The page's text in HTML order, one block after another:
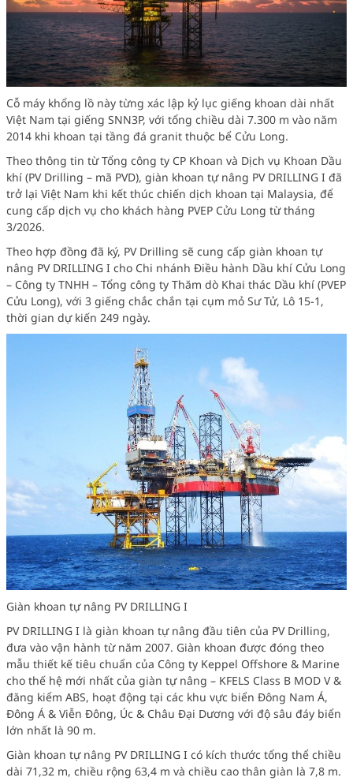
Cỗ máy khổng lồ này từng xác lập kỷ lục giếng khoan dài nhất
Việt Nam tại giếng SNN3P, với tổng chiều dài 7.300 m vào năm
2014 khi khoan tại tầng đá granit thuộc bể Cửu Long.
Theo thông tin từ Tổng công ty CP Khoan và Dịch vụ Khoan Dầu
khí (PV Drilling – mã PVD), giàn khoan tự nâng PV DRILLING I đã
trở lại Việt Nam khi kết thúc chiến dịch khoan tại Malaysia, để
cung cấp dịch vụ cho khách hàng PVEP Cửu Long từ tháng
3/2026.
Theo hợp đồng đã ký, PV Drilling sẽ cung cấp giàn khoan tự
nâng PV DRILLING I cho Chi nhánh Điều hành Dầu khí Cửu Long
– Công ty TNHH – Tổng công ty Thăm dò Khai thác Dầu khí (PVEP
Cửu Long), với 3 giếng chắc chắn tại cụm mỏ Sư Tử, Lô 15-1,
thời gian dự kiến 249 ngày.
Giàn khoan tự nâng PV DRILLING I
PV DRILLING I là giàn khoan tự nâng đầu tiên của PV Drilling,
đưa vào vận hành từ năm 2007. Giàn khoan được đóng theo
mẫu thiết kế tiêu chuẩn của Công ty Keppel Offshore & Marine
cho thế hệ mới nhất của giàn tự nâng – KFELS Class B MOD V &
đăng kiểm ABS, hoạt động tại các khu vực biển Đông Nam Á,
Đông Á & Viễn Đông, Úc & Châu Đại Dương với độ sâu đáy biển
lớn nhất là 90 m.
Giàn khoan tự nâng PV DRILLING I có kích thước tổng thể chiều
dài 71,32 m, chiều rộng 63,4 m và chiều cao thân giàn là 7,8 m.